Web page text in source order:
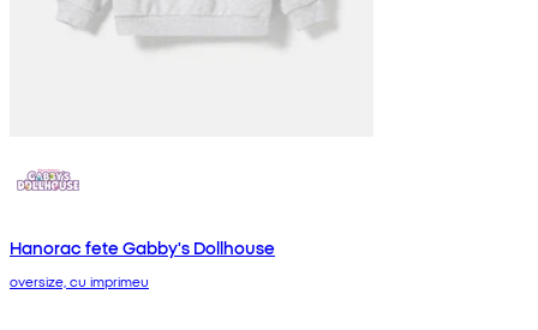
Hanorac fete Gabby's Dollhouse
oversize, cu imprimeu